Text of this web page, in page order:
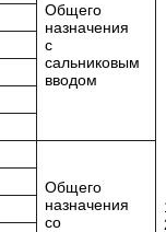
Общего
назначения
с
сальниковым
вводом
Общего
назначения
со